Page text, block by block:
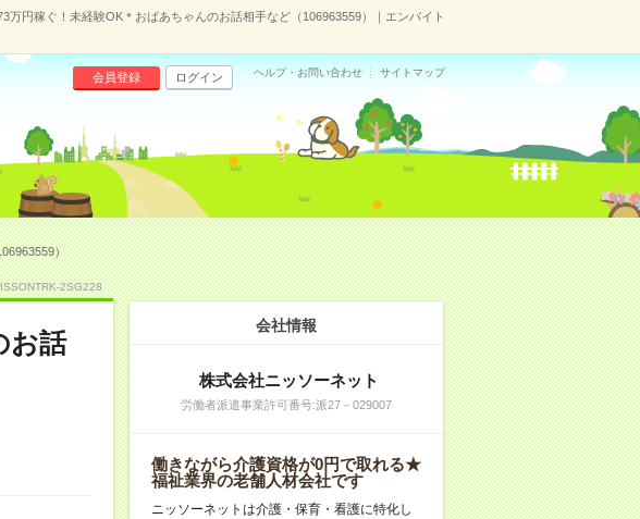
万円稼ぐ！未経験OK＊おばあちゃんのお話相手など（106963559）｜エンバイト
会員登録 ログイン ヘルプ・お問い合わせ サイトマップ
）
2SG228
お話
会社情報
株式会社ニッソーネット
労働者派遣事業許可番号:派27－029007
働きながら介護資格が0円で取れる★
福祉業界の老舗人材会社です
ニッソーネットは介護・保育・看護に特化し